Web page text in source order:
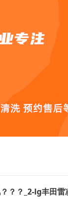
？？_2-lg丰田